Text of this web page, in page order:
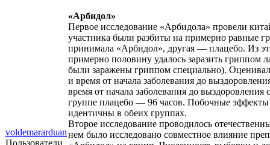
voldemararduan
Пользователи
«Арбидол»
Первое исследование «Арбидола» провели
участника были разбиты на примерно равные
принимала «Арбидол», другая — плацебо. Из
примерно половину удалось заразить гриппом
были заражены гриппом специально).
и время от начала заболевания до
время от начала заболевания до выздоровления
группе плацебо — 96 часов. Побочные
идентичны в обеих группах.
Второе исследование проводилось
нем было исследовано совместное влияние